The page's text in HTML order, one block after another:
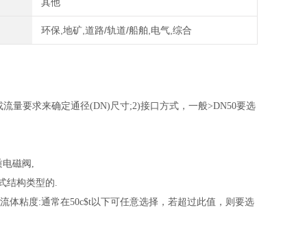
环保,地矿,道路/轨道/船舶,电气,综合
量要求来确定通径(DN)尺寸;2)接口方式，一般>DN50要选
电磁阀,
结构类型的.
体粘度:通常在50c$t以下可任意选择，若超过此值，则要选